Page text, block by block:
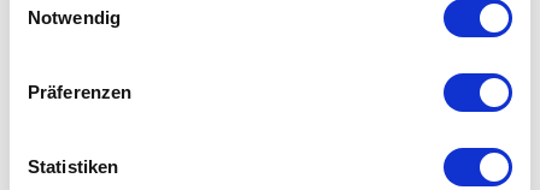
Notwendig
Präferenzen
Statistiken